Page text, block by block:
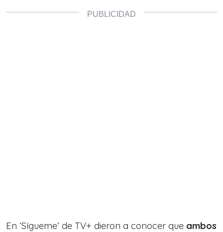
En ‘Sígueme’ de TV+ dieron a conocer que ambos